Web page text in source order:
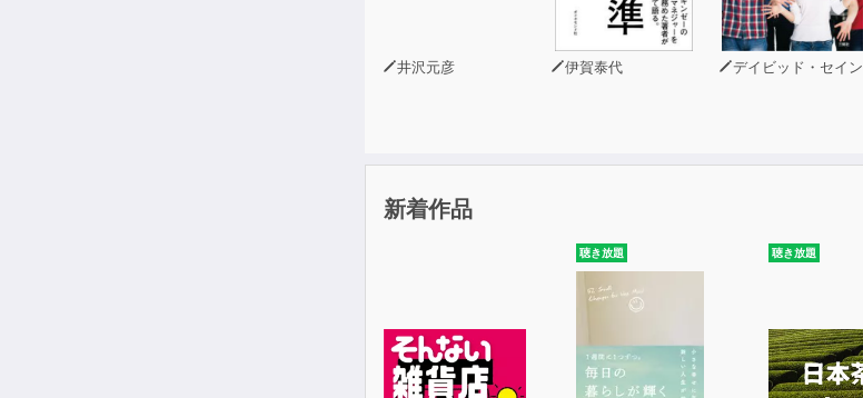
井沢元彦 伊賀泰代 デイビッド・セイン
新着作品
聴き放題 聴き放題